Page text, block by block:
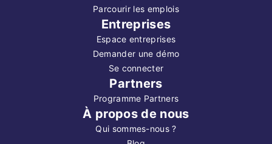
Parcourir les emplois
Entreprises
Espace entreprises
Demander une démo
Se connecter
Partners
Programme Partners
À propos de nous
Qui sommes-nous ?